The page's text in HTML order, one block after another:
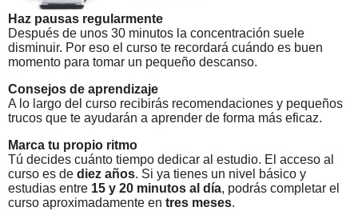
Haz pausas regularmente
Después de unos 30 minutos la concentración suele
disminuir. Por eso el curso te recordará cuándo es buen
momento para tomar un pequeño descanso.
Consejos de aprendizaje
A lo largo del curso recibirás recomendaciones y pequeños
trucos que te ayudarán a aprender de forma más eficaz.
Marca tu propio ritmo
Tú decides cuánto tiempo dedicar al estudio. El acceso al
curso es de diez años. Si ya tienes un nivel básico y
estudias entre 15 y 20 minutos al día, podrás completar el
curso aproximadamente en tres meses.